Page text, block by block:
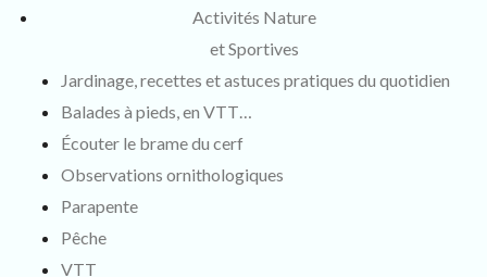
Activités Nature
et Sportives
Jardinage, recettes et astuces pratiques du quotidien
Balades à pieds, en VTT…
Écouter le brame du cerf
Observations ornithologiques
Parapente
Pêche
VTT